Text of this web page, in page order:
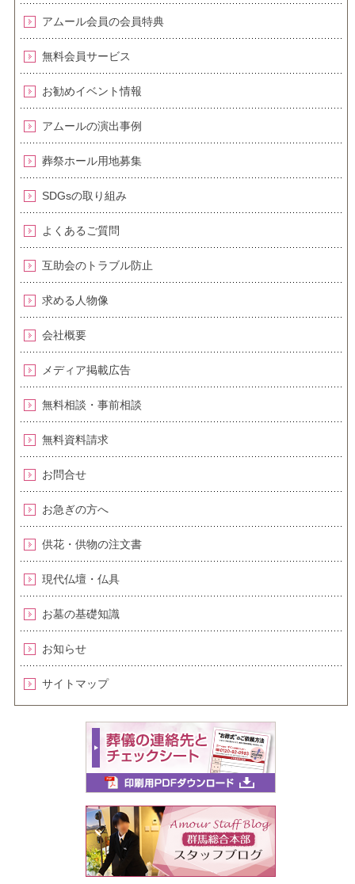
アムール会員の会員特典
無料会員サービス
お勧めイベント情報
アムールの演出事例
葬祭ホール用地募集
SDGsの取り組み
よくあるご質問
互助会のトラブル防止
求める人物像
会社概要
メディア掲載広告
無料相談・事前相談
無料資料請求
お問合せ
お急ぎの方へ
供花・供物の注文書
現代仏壇・仏具
お墓の基礎知識
お知らせ
サイトマップ